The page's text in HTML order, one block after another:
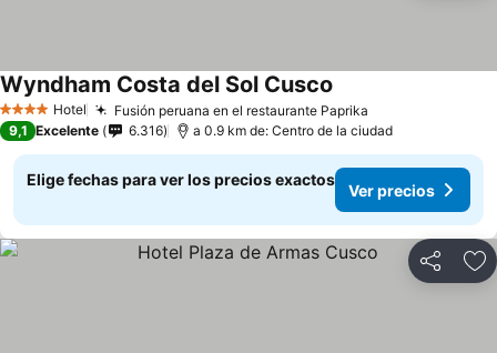
4 EstrellasHotel Fusión peruana en el restaurante Paprika
Wyndham Costa del Sol Cusco
9,1 Excelente 6.316 a 0.9 km de: Centro de la ciudad
Elige fechas para ver los precios exactos
Ver precios
Compartir